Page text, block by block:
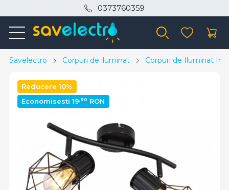
0373760359
Savelectro Corpuri de iluminat Corpuri de Iluminat
Reducere 10%
Economisesti 19,90 RON